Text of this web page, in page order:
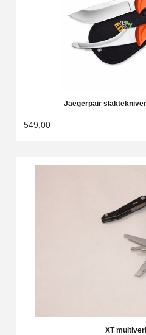
Jaegerpair
549,00
XT